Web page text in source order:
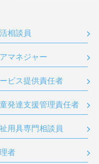
相談員
マネジャー
ビス提供責任者
発達支援管理責任者
用具専門相談員
者